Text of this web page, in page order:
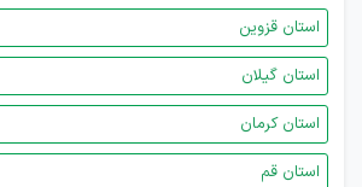
استان قزوین
استان گیلان
استان کرمان
استان قم